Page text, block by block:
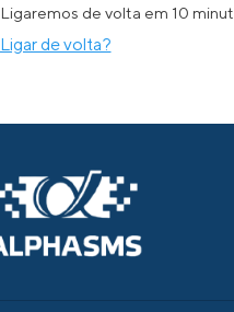
Ligaremos de volta em 10
Ligar de volta?